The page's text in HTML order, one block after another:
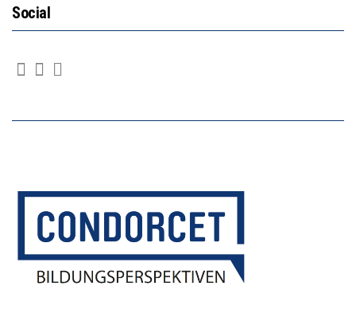
Social